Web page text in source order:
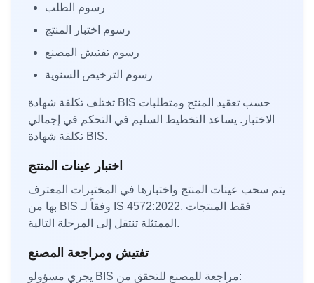
رسوم الطلب
رسوم اختبار المنتج
رسوم تفتيش المصنع
رسوم الترخيص السنوية
تختلف تكلفة شهادة BIS حسب تعقيد المنتج ومتطلبات
الاختبار. يساعد التخطيط السليم في التحكم في إجمالي
تكلفة شهادة BIS.
اختبار عينات المنتج
يتم سحب عينات المنتج واختبارها في المختبرات المعترف
بها من BIS وفقاً لـ IS 4572:2022. فقط المنتجات
الممتثلة تنتقل إلى المرحلة التالية.
تفتيش ومراجعة المصنع
يجري مسؤولو BIS مراجعة للمصنع للتحقق من: